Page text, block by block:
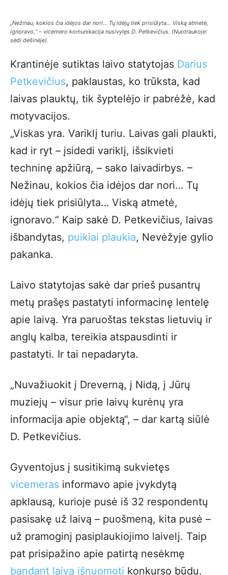
„Nežinau, kokios čia idėjos dar nori… Tų idėjų tiek prisiūlyta… Viską atmetė,
ignoravo,“ – vicemero komunikacija nusivylęs D. Petkevičius. (Nuotraukoje:
sėdi dešinėje).
Krantinėje sutiktas laivo statytojas Darius
Petkevičius, paklaustas, ko trūksta, kad
laivas plauktų, tik šyptelėjo ir pabrėžė, kad
motyvacijos.
„Viskas yra. Variklį turiu. Laivas gali plaukti,
kad ir ryt – įsidedi variklį, išsikvieti
techninę apžiūrą, – sako laivadirbys. –
Nežinau, kokios čia idėjos dar nori… Tų
idėjų tiek prisiūlyta… Viską atmetė,
ignoravo.“ Kaip sakė D. Petkevičius, laivas
išbandytas, puikiai plaukia, Nevėžyje gylio
pakanka.
Laivo statytojas sakė dar prieš pusantrų
metų prašęs pastatyti informacinę lentelę
apie laivą. Yra paruoštas tekstas lietuvių ir
anglų kalba, tereikia atspausdinti ir
pastatyti. Ir tai nepadaryta.
„Nuvažiuokit į Dreverną, į Nidą, į Jūrų
muziejų – visur prie laivų kurėnų yra
informacija apie objektą“, – dar kartą siūlė
D. Petkevičius.
Gyventojus į susitikimą sukvietęs
vicemeras informavo apie įvykdytą
apklausą, kurioje pusė iš 32 respondentų
pasisakę už laivą – puošmeną, kita pusė –
už pramoginį pasiplaukiojimo laivelį. Taip
pat prisipažino apie patirtą nesėkmę
bandant laivą išnuomoti konkurso būdu.